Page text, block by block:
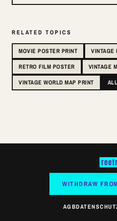
RELATED TOPICS
MOVIE POSTER PRINT
VINTAGE
RETRO FILM POSTER
VINTAGE
VINTAGE WORLD MAP PRINT
WITHDRAW
AGB